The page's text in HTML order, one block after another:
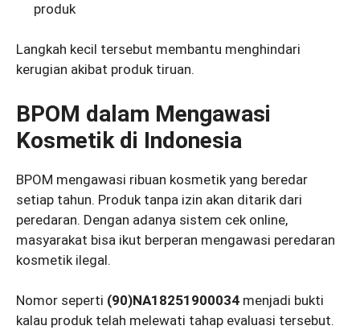
produk
Langkah kecil tersebut membantu menghindari
kerugian akibat produk tiruan.
BPOM dalam Mengawasi
Kosmetik di Indonesia
BPOM mengawasi ribuan kosmetik yang beredar
setiap tahun. Produk tanpa izin akan ditarik dari
peredaran. Dengan adanya sistem cek online,
masyarakat bisa ikut berperan mengawasi peredaran
kosmetik ilegal.
Nomor seperti (90)NA18251900034 menjadi bukti
kalau produk telah melewati tahap evaluasi tersebut.